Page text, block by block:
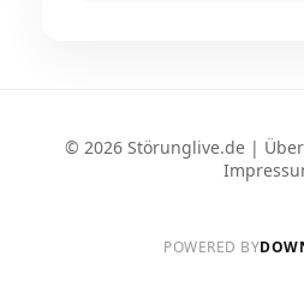
© 2026 Störunglive.de |
POWERED BY